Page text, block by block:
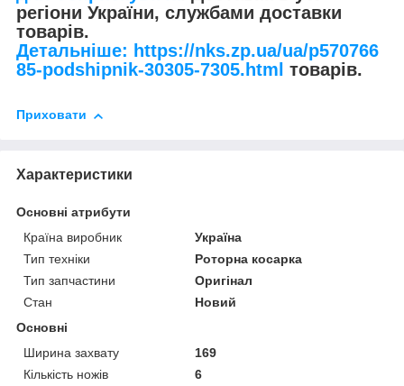
регіони України, службами доставки
товарів.
Детальніше: https://nks.zp.ua/ua/p570766
85-podshipnik-30305-7305.html товарів.
Приховати
Характеристики
Основні атрибути
Країна виробник
Україна
Тип техніки
Роторна косарка
Тип запчастини
Оригінал
Стан
Новий
Основні
Ширина захвату
169
Кількість ножів
6